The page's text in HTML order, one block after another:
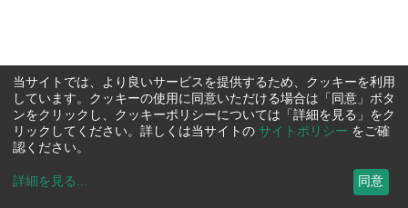
当サイトでは、より良いサービスを提供するため、クッキーを利用
しています。クッキーの使用に同意いただける場合は「同意」ボタ
ンをクリックし、クッキーポリシーについては「詳細を見る」をク
リックしてください。詳しくは当サイトの サイトポリシー をご確
認ください。
詳細を見る ... 同意